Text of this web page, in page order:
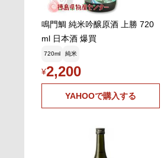
鳴門鯛 純米吟醸原酒 上勝 720
ml 日本酒 爆買
720ml 純米
¥2,200
YAHOOで購入する